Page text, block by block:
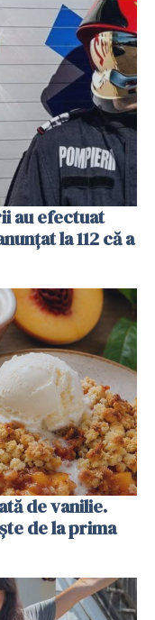
au efectuat
la 112 că a
de vanilie.
de la prima